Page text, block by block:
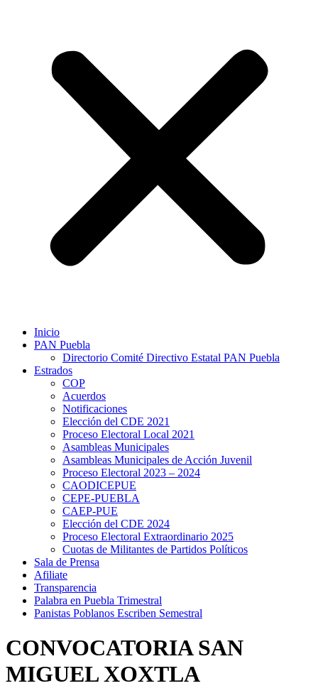
Inicio
PAN Puebla
Directorio Comité Directivo Estatal PAN Puebla
Estrados
COP
Acuerdos
Notificaciones
Elección del CDE 2021
Proceso Electoral Local 2021
Asambleas Municipales
Asambleas Municipales de Acción Juvenil
Proceso Electoral 2023 – 2024
CAODICEPUE
CEPE-PUEBLA
CAEP-PUE
Elección del CDE 2024
Proceso Electoral Extraordinario 2025
Cuotas de Militantes de Partidos Políticos
Sala de Prensa
Afiliate
Transparencia
Palabra en Puebla Trimestral
Panistas Poblanos Escriben Semestral
CONVOCATORIA SAN
MIGUEL XOXTLA